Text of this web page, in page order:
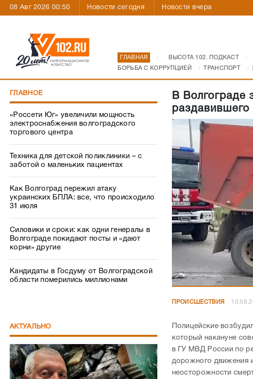
08 Авг 2026 00:50 Новости сегодня Новости вчера
ГЛАВНАЯ ВЫСОТА 102. ПОДКАСТ
БОРЬБА С КОРРУПЦИЕЙ
ТРАНСПОРТ
ГЛАВНОЕ
«Россети Юг» увеличили мощность
электроснабжения волгоградского
торгового центра
Техника для детской поликлиники – с
заботой о маленьких пациентах
Как Волгоград пережил атаку
украинских БПЛА: все, что происходило
31 июля
Силовики и сроки: как одни генералы в
Волгограде покидают посты и «дают
корни» другие
Кандидаты в Госдуму от Волгоградской
области померились миллионами
АКТУАЛЬНО
В
ПРОИСШЕСТВИЯ
Полицейские
который накануне
в ГУ МВД России по
дорожного движения
неосторожности